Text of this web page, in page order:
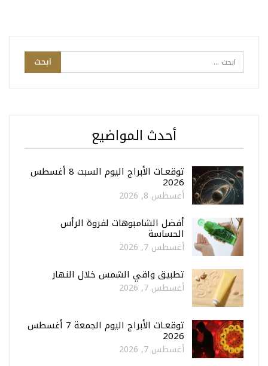
أحدث المواضيع
توقعـات الأبراج اليوم السبت 8 أغسطس
2026
أغسطس 8, 2026
أفضل الشامبوهات لفروة الرأس
الحساسة
أغسطس 7, 2026
تطبيق واقي الشمس خلال النهار
أغسطس 7, 2026
توقعـات الأبراج اليوم الجمعة 7 أغسطس
2026
أغسطس 7, 2026